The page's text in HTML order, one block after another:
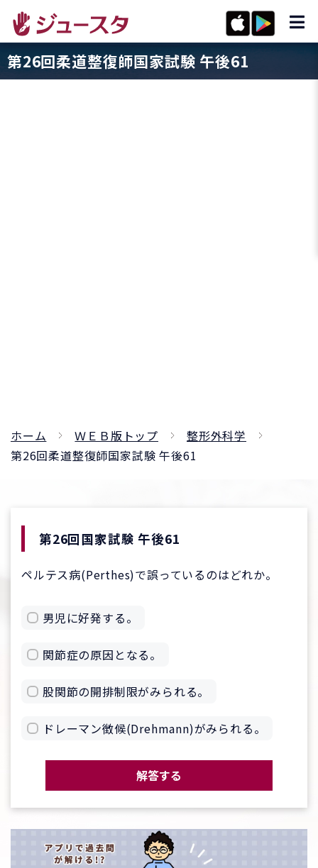
第26回柔道整復師国家試験 午後61
ホーム ＷＥＢ版トップ
整形外科学
第26回柔道整復師国家試験 午後61
第26回国家試験 午後61
ペルテス病(Perthes)で誤っているのはどれか。
男児に好発する。
関節症の原因となる。
股関節の開排制限がみられる。
ドレーマン徴候(Drehmann)がみられる。
解答する